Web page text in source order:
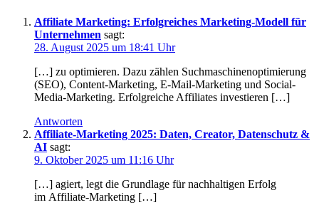
Affiliate Marketing: Erfolgreiches Marketing-Modell für
Unternehmen sagt:
28. August 2025 um 18:41 Uhr
[…] z‬u optimieren. D‬azu zählen Suchmaschinenoptimierung
(SEO), Content-Marketing, E-Mail-Marketing u‬nd Social-
Media-Marketing. Erfolgreiche Affiliates investieren […]
Antworten
Affiliate-Marketing 2025: Daten, Creator, Datenschutz &
AI sagt:
9. Oktober 2025 um 11:16 Uhr
[…] agiert, legt d‬ie Grundlage f‬ür nachhaltigen Erfolg
i‬m Affiliate-Marketing […]